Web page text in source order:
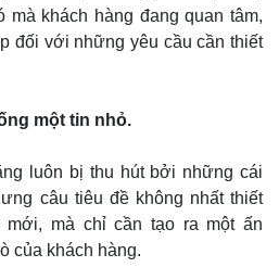
mà khách hàng đang quan tâm,
đối với những yêu cầu cần thiết
một tin nhỏ.
luôn bị thu hút bởi những cái
câu tiêu đề không nhất thiết
mà chỉ cần tạo ra một ấn
của khách hàng.